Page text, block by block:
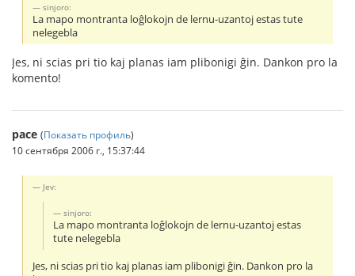
sinjoro:
La mapo montranta loĝlokojn de lernu-uzantoj estas tute
nelegebla
Jes, ni scias pri tio kaj planas iam plibonigi ĝin. Dankon pro la
komento!
pace (Показать профиль)
10 сентября 2006 г., 15:37:44
Jev:
sinjoro:
La mapo montranta loĝlokojn de lernu-uzantoj estas
tute nelegebla
Jes, ni scias pri tio kaj planas iam plibonigi ĝin. Dankon pro la